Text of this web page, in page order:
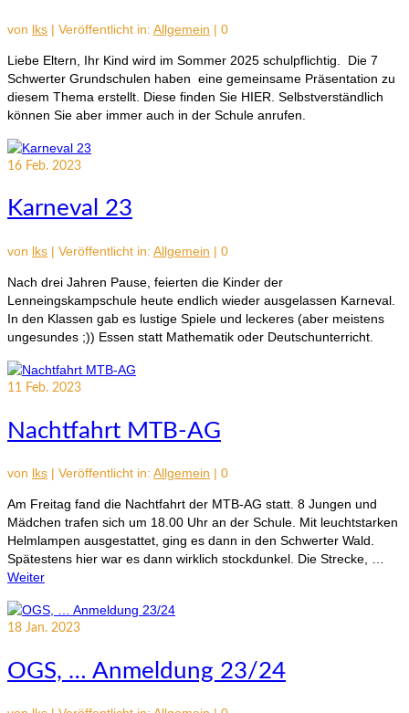
von lks | Veröffentlicht in: Allgemein | 0
Liebe Eltern, Ihr Kind wird im Sommer 2025 schulpflichtig. Die 7
Schwerter Grundschulen haben eine gemeinsame Präsentation zu
diesem Thema erstellt. Diese finden Sie HIER. Selbstverständlich
können Sie aber immer auch in der Schule anrufen.
16 Feb. 2023
Karneval 23
von lks | Veröffentlicht in: Allgemein | 0
Nach drei Jahren Pause, feierten die Kinder der
Lenneingskampschule heute endlich wieder ausgelassen Karneval.
In den Klassen gab es lustige Spiele und leckeres (aber meistens
ungesundes ;)) Essen statt Mathematik oder Deutschunterricht.
11 Feb. 2023
Nachtfahrt MTB-AG
von lks | Veröffentlicht in: Allgemein | 0
Am Freitag fand die Nachtfahrt der MTB-AG statt. 8 Jungen und
Mädchen trafen sich um 18.00 Uhr an der Schule. Mit leuchtstarken
Helmlampen ausgestattet, ging es dann in den Schwerter Wald.
Spätestens hier war es dann wirklich stockdunkel. Die Strecke, …
Weiter
18 Jan. 2023
OGS, … Anmeldung 23/24